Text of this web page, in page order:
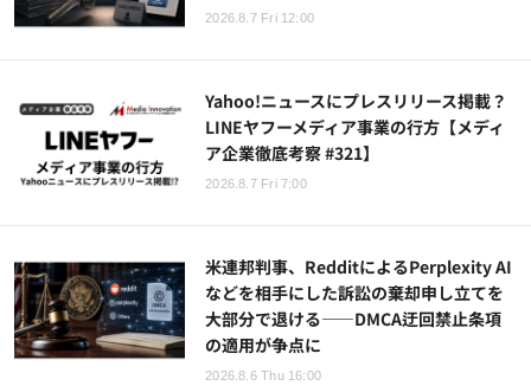
2026.8.7 Fri 12:00
Yahoo!ニュースにプレスリリース掲載？
LINEヤフーメディア事業の行方【メディ
ア企業徹底考察 #321】
2026.8.7 Fri 7:00
米連邦判事、RedditによるPerplexity AI
などを相手にした訴訟の棄却申し立てを
大部分で退ける——DMCA迂回禁止条項
の適用が争点に
2026.8.6 Thu 16:00